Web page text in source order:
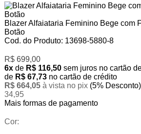
Blazer Alfaiataria Feminino Bege com
Botão
Cod. do Produto: 13698-5880-8
R$ 699,00
6xde R$ 116,50 sem juros no cartão
de R$ 67,73no cartão de crédito
R$ 664,05 à vista no pix (5% Desconto)
34,95
Mais formas de pagamento
Cor: